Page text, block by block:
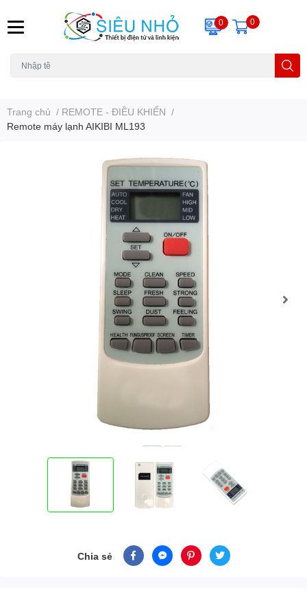
0 0
Trang chủ / REMOTE - ĐIỀU KHIỂN /
Remote máy lạnh AIKIBI ML193
Chia sẻ